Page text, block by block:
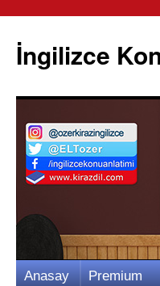
İngilizce
İçeriğe
Anasay Premium